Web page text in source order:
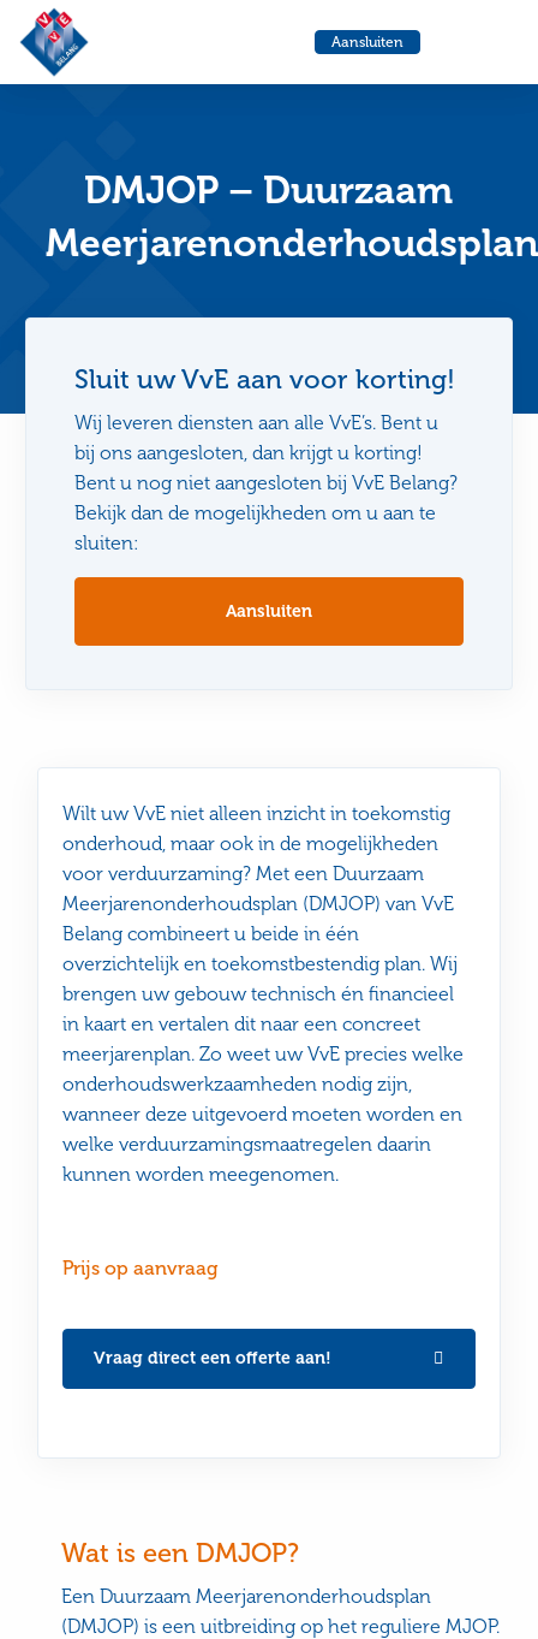
Aansluiten
helpdesk
DMJOP – Duurzaam
Meerjarenonderhoudsplan
Sluit uw VvE aan voor korting!
Wij leveren diensten aan alle VvE’s. Bent u
bij ons aangesloten, dan krijgt u korting!
Bent u nog niet aangesloten bij VvE Belang?
Bekijk dan de mogelijkheden om u aan te
sluiten:
Aansluiten
Wilt uw VvE niet alleen inzicht in toekomstig
onderhoud, maar ook in de mogelijkheden
voor verduurzaming? Met een Duurzaam
Meerjarenonderhoudsplan (DMJOP) van VvE
Belang combineert u beide in één
overzichtelijk en toekomstbestendig plan. Wij
brengen uw gebouw technisch én financieel
in kaart en vertalen dit naar een concreet
meerjarenplan. Zo weet uw VvE precies welke
onderhoudswerkzaamheden nodig zijn,
wanneer deze uitgevoerd moeten worden en
welke verduurzamingsmaatregelen daarin
kunnen worden meegenomen.
Prijs op aanvraag
Vraag direct een offerte aan!
Wat is een DMJOP?
Een Duurzaam Meerjarenonderhoudsplan
(DMJOP) is een uitbreiding op het reguliere MJOP.